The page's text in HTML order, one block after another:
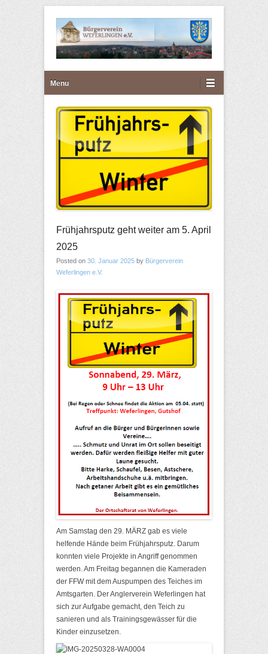
Bürgerverein Weferlingen
e.V.
Menu
Frühjahrsputz geht weiter am 5. April
2025
Posted on 30. Januar 2025 by Bürgerverein
Weferlingen e.V.
Am Samstag den 29. MÄRZ gab es viele
helfende Hände beim Frühjahrsputz. Darum
konnten viele Projekte in Angriff genommen
werden. Am Freitag begannen die Kameraden
der FFW mit dem Auspumpen des Teiches im
Amtsgarten. Der Anglerverein Weferlingen hat
sich zur Aufgabe gemacht, den Teich zu
sanieren und als Trainingsgewässer für die
Kinder einzusetzen.